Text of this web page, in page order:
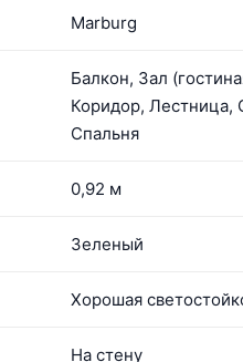
Marburg
Балкон, Зал
Коридор, Лестница,
Спальня
0,92 м
Зеленый
Хорошая
На стену